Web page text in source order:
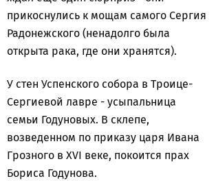
прикоснулись к мощам самого Сергия
Радонежского (ненадолго была
открыта рака, где они хранятся).
У стен Успенского собора в Троице-
Сергиевой лавре - усыпальница
семьи Годуновых. В склепе,
возведенном по приказу царя Ивана
Грозного в XVI веке, покоится прах
Бориса Годунова.